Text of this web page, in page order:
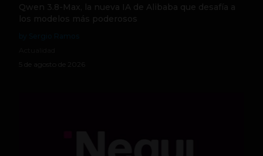
Qwen 3.8-Max, la nueva IA de Alibaba que desafía a
los modelos más poderosos
5 de agosto de 2026